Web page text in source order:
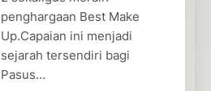
penghargaan Best Make
Up.Capaian ini menjadi
sejarah tersendiri bagi
Pasus…